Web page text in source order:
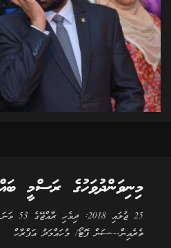
މިނިވަންދުވަހުގެ ރަސްމީ
25
ތެރެއިން---ސަން ފޮޓޯ/ މުހައްމަދު އަފްރާހް